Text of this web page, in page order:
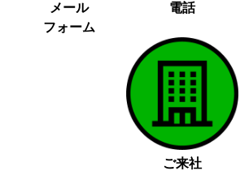
メール
フォーム
電話
ご来社